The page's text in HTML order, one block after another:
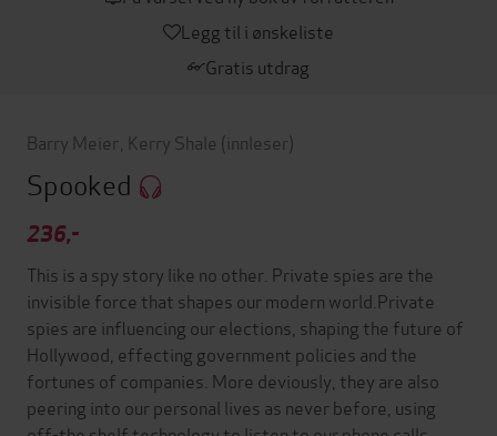
Legg til i ønskeliste
Gratis utdrag
Barry Meier Kerry Shale (innleser)
Spooked
236,-
This is a spy story like no other. Private spies are the
invisible force that shapes our modern world.Private
spies are influencing our elections, shaping the future of
Hollywood, effecting government policies and the
fortunes of companies. More deviously, they are also
peering into our personal lives as never before, using